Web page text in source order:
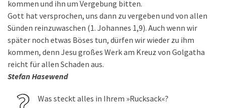
kommen und ihn um Vergebung bitten.
Gott hat versprochen, uns dann zu vergeben und von allen
Sünden reinzuwaschen (1. Johannes 1,9). Auch wenn wir
später noch etwas Böses tun, dürfen wir wieder zu ihm
kommen, denn Jesu großes Werk am Kreuz von Golgatha
reicht für allen Schaden aus.
Stefan Hasewend
Was steckt alles in Ihrem »Rucksack«?